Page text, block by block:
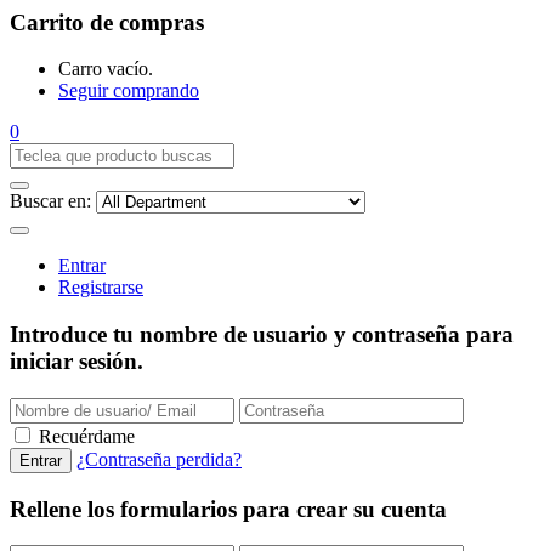
Carrito de compras
Carro vacío.
Seguir comprando
0
Buscar en:
Entrar
Registrarse
Introduce tu nombre de usuario y contraseña para
iniciar sesión.
Recuérdame
¿Contraseña perdida?
Rellene los formularios para crear su cuenta